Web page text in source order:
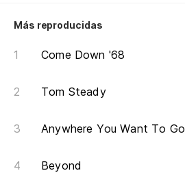
Más reproducidas
Come Down '68
Tom Steady
Anywhere You Want To Go
Beyond